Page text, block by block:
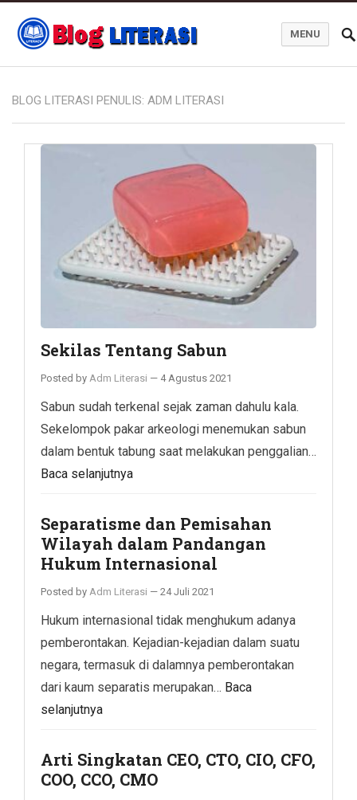
MENU
BLOG LITERASI PENULIS: ADM LITERASI
Sekilas Tentang Sabun
Posted by Adm Literasi — 4 Agustus 2021
Sabun sudah terkenal sejak zaman dahulu kala.
Sekelompok pakar arkeologi menemukan sabun
dalam bentuk tabung saat melakukan penggalian…
Baca selanjutnya
Separatisme dan Pemisahan
Wilayah dalam Pandangan
Hukum Internasional
Posted by Adm Literasi — 24 Juli 2021
Hukum internasional tidak menghukum adanya
pemberontakan. Kejadian-kejadian dalam suatu
negara, termasuk di dalamnya pemberontakan
dari kaum separatis merupakan… Baca
selanjutnya
Arti Singkatan CEO, CTO, CIO, CFO,
COO, CCO, CMO